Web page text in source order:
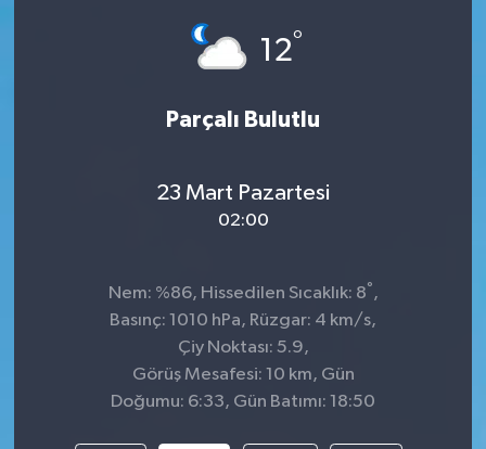
12°
Parçalı Bulutlu
23 Mart Pazartesi
02:00
Nem: %86, Hissedilen Sıcaklık: 8° ,
Basınç: 1010 hPa, Rüzgar: 4 km/s,
Çiy Noktası: 5.9,
Görüş Mesafesi: 10 km, Gün
Doğumu: 6:33, Gün Batımı: 18:50